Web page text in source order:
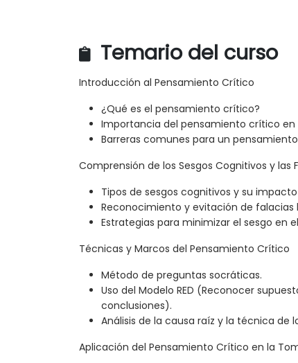
Temario del curso
Introducción al Pensamiento Crítico
¿Qué es el pensamiento crítico?
Importancia del pensamiento crítico en
Barreras comunes para un
Comprensión de los Sesgos Cognitivos y las
Tipos de sesgos cognitivos y su
Reconocimiento y evitación de falacias
Estrategias para minimizar el sesgo en
Técnicas y Marcos del Pensamiento Crítico
Método de preguntas socráticas.
Uso del Modelo RED (Reconocer
conclusiones).
Análisis de la causa raíz y la técnica de
Aplicación del Pensamiento Crítico en la